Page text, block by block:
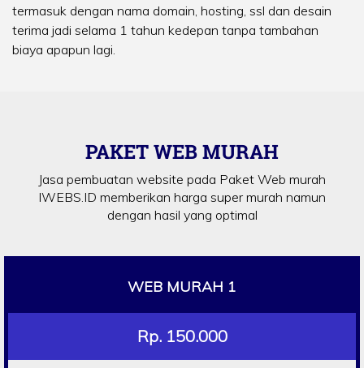
termasuk dengan nama domain, hosting, ssl dan desain
terima jadi selama 1 tahun kedepan tanpa tambahan
biaya apapun lagi.
PAKET WEB MURAH
Jasa pembuatan website pada Paket Web murah
IWEBS.ID memberikan harga super murah namun
dengan hasil yang optimal
WEB MURAH 1
Rp. 150.000